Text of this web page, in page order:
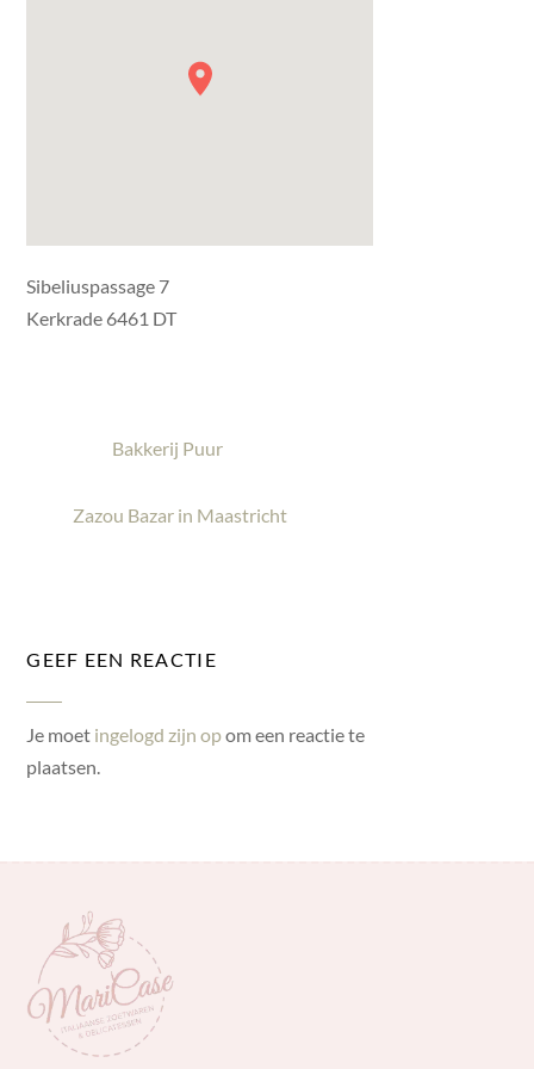
Sibeliuspassage 7
Kerkrade 6461 DT
Bakkerij Puur
Zazou Bazar in Maastricht
GEEF EEN REACTIE
Je moet ingelogd zijn opom een reactie te
plaatsen.